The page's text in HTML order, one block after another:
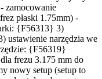
zamocowanie
płaski 1.75mm) -
{F56313} 3)
ustawienie narzędzia we
{F56319}
frezu 3.175 mm do
nowy setup (setup to